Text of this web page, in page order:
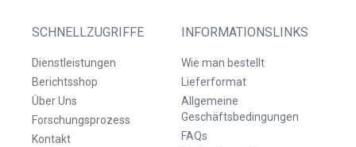
SCHNELLZUGRIFFE
Dienstleistungen
Berichtsshop
Über Uns
Forschungsprozess
Kontakt
INFORMATIONSLINKS
Wie man bestellt
Lieferformat
Allgemeine
Geschäftsbedingungen
FAQs